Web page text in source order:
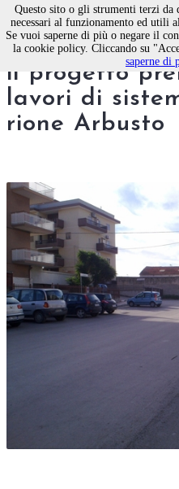
Molfetta.
il progetto
lavori di
rione Arbusto
Questo sito o gli strumenti terzi
necessari al funzionamento ed utili
Se vuoi saperne di più o negare il
la cookie policy. Cliccando su
saperne di